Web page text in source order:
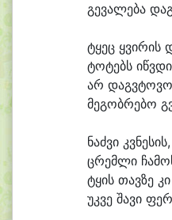
გევალება
ტყეც ყვირის
ტოტებს იწვ
არ დაგვტო
მეგობრებო
ნაძვი კვნე
ცრემლი ჩა
ტყის თავზე
უკვე შავი ფე